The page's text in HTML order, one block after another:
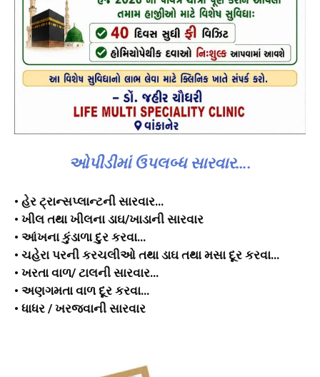
ઓપીડીમાં ઉપલબ્ધ સારવાર….
• હેર ટ્રાન્સપ્લાન્ટની સારવાર…
• ખીલ તથા ખીલના ડાઘ/ખાડાની સારવાર
• આંખના કુંડાળા દુર કરવા…
• ચહેરા પરની કરચલીઓ તથા ડાઘ તથા મસા દૂર કરવા…
• ખરતા વાળ/ ટાલની સારવાર…
• અણગમતા વાળ દૂર કરવા…
• ધાધર / ખરજવાની સારવાર